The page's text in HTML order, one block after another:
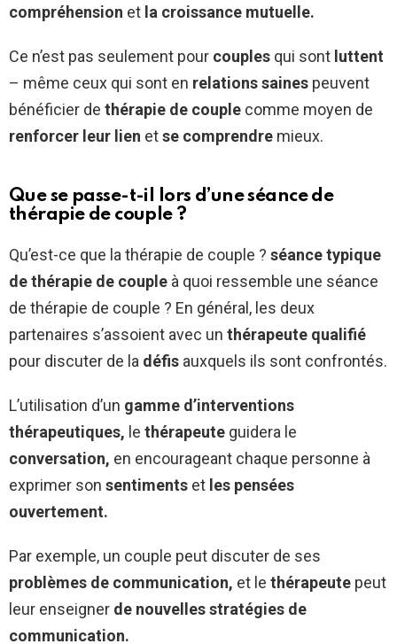
compréhension et la croissance mutuelle.
Ce n’est pas seulement pour couples qui sont luttent
– même ceux qui sont en relations saines peuvent
bénéficier de thérapie de couple comme moyen de
renforcer leur lien etse comprendre mieux.
Que se passe-t-il lors d’une séance de
thérapie de couple ?
Qu’est-ce que la thérapie de couple ? séance typique
de thérapie de couple à quoi ressemble une séance
de thérapie de couple ? En général, les deux
partenaires s’assoient avec un thérapeute qualifié
pour discuter de la défis auxquels ils sont confrontés.
L’utilisation d’un gamme d’interventions
thérapeutiques, le thérapeute guidera le
conversation, en encourageant chaque personne à
exprimer son sentiments et les pensées
ouvertement.
Par exemple, un couple peut discuter de ses
problèmes de communication, et le thérapeute peut
leur enseigner de nouvelles stratégies de
communication.